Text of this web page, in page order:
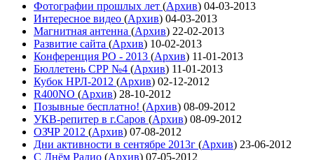
Фотографии прошлых лет (Архив) 04-03-2013
Интересное видео (Архив) 04-03-2013
Магнитная антенна (Архив) 22-02-2013
Развитие сайта (Архив) 10-02-2013
Конференция РО - 2013 (Архив) 11-01-2013
Бюллетень СРР №4 (Архив) 11-01-2013
Кубок НРЛ-2012 (Архив) 02-12-2012
R400NO (Архив) 28-10-2012
Позывные бесплатно! (Архив) 08-09-2012
УКВ-репитер в г.Саров (Архив) 08-09-2012
ОЗЧР 2012 (Архив) 07-08-2012
Дни активности в сентябре 2013г (Архив) 23-06-2012
С Днём Радио (Архив) 07-05-2012